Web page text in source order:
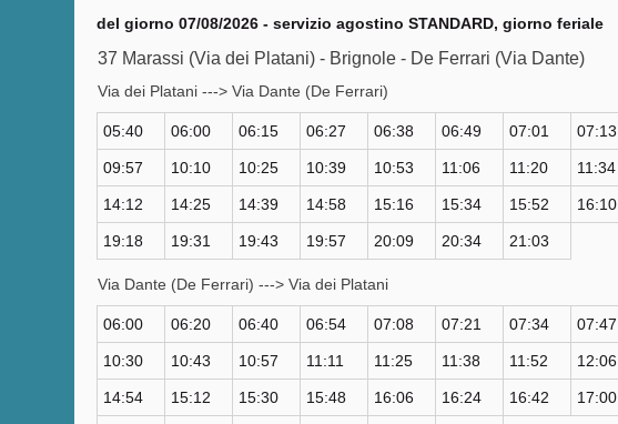
del giorno 07/08/2026 - servizio agostino STANDARD, giorno feriale
37 Marassi (Via dei Platani) - Brignole - De Ferrari (Via Dante)
Via dei Platani ---> Via Dante (De Ferrari)
05:40 06:00 06:15 06:27 06:38 06:49 07:01 07:13
09:57 10:10 10:25 10:39 10:53 11:06 11:20 11:34
14:12 14:25 14:39 14:58 15:16 15:34 15:52 16:10
19:18 19:31 19:43 19:57 20:09 20:34 21:03
Via Dante (De Ferrari) ---> Via dei Platani
06:00 06:20 06:40 06:54 07:08 07:21 07:34 07:47
10:30 10:43 10:57 11:11 11:25 11:38 11:52 12:06
14:54 15:12 15:30 15:48 16:06 16:24 16:42 17:00